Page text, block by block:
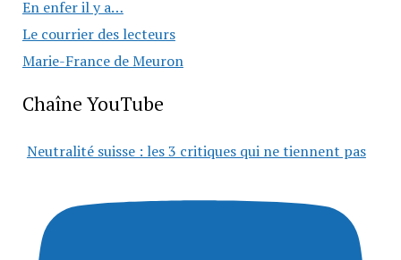
En enfer il y a…
Le courrier des lecteurs
Marie-France de Meuron
Chaîne YouTube
Neutralité suisse : les 3 critiques qui ne tiennent pas